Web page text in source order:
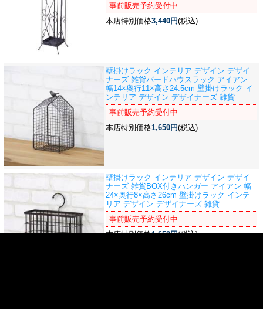
事前販売予約受付中
本店特別価格3,440円(税込)
壁掛けラック インテリア デザイン デザイ
ナーズ 雑貨バードハウスラック アイアン
幅14×奥行11×高さ24.5cm 壁掛けラック イ
ンテリア デザイン デザイナーズ 雑貨
事前販売予約受付中
本店特別価格1,650円(税込)
壁掛けラック インテリア デザイン デザイ
ナーズ 雑貨BOX付きハンガー アイアン 幅
24×奥行8×高さ26cm 壁掛けラック インテ
リア デザイン デザイナーズ 雑貨
事前販売予約受付中
本店特別価格1,650円(税込)